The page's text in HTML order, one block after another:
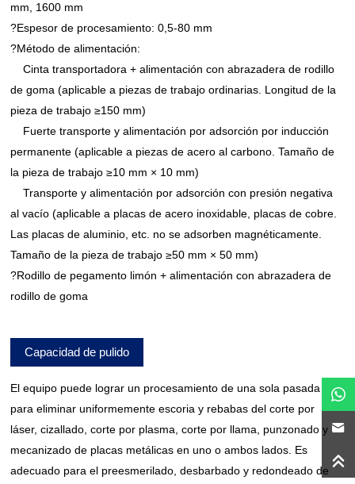
mm, 1600 mm
?Espesor de procesamiento: 0,5-80 mm
?Método de alimentación:
Cinta transportadora + alimentación con abrazadera de rodillo
de goma (aplicable a piezas de trabajo ordinarias. Longitud de la
pieza de trabajo ≥150 mm)
Fuerte transporte y alimentación por adsorción por inducción
permanente (aplicable a piezas de acero al carbono. Tamaño de
la pieza de trabajo ≥10 mm × 10 mm)
Transporte y alimentación por adsorción con presión negativa
al vacío (aplicable a placas de acero inoxidable, placas de cobre.
Las placas de aluminio, etc. no se adsorben magnéticamente.
Tamaño de la pieza de trabajo ≥50 mm × 50 mm)
?Rodillo de pegamento limón + alimentación con abrazadera de
rodillo de goma
Capacidad de pulido
El equipo puede lograr un procesamiento de una sola pasada
para eliminar uniformemente escoria y rebabas del corte por
láser, cizallado, corte por plasma, corte por llama, punzonado y
mecanizado de placas metálicas en uno o ambos lados. Es
adecuado para el preesmerilado, desbarbado y redondeado de